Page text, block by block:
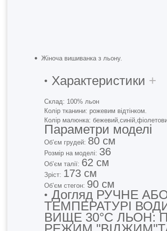
Жіноча вишиванка з льону.
Характеристики +
Склад: 100% льон
Колір тканини: рожевим відтінком.
Колір малюнка:
Параметри моделі
Об’єм грудей: 80 см
Розмір на моделі: 36
Об’єм талії: 62 см
Зріст: 173 см
Об’єм стегон: 90 см
Догляд РУЧНЕ
ТЕМПЕРАТУРІ
ВИЩЕ 30°С ЛЬОН: